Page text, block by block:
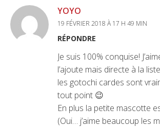
YOYO
19 FÉVRIER 2018 À 17 H 49 MIN
RÉPONDRE
Je suis 100% conquise!
l’ajoute mais directe à la
les gotochi cardes sont
tout point 😉
En plus la petite mascotte
(Oui… j’aime beaucoup les